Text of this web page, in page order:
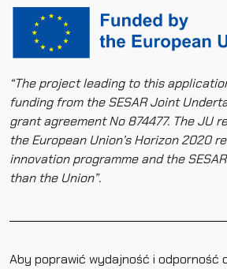
“The project leading to this
funding from the SESAR Joint
grant agreement No 874477. The JU
the European Union’s Horizon 2020
innovation programme and the
than the Union”.
Aby poprawić wydajność i odporność